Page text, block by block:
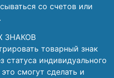
со счетов или
ЗНАКОВ
товарный знак
статуса индивидуального
смогут сделать и